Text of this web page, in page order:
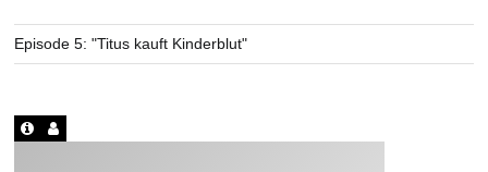
Episode 5: "Titus kauft Kinderblut"